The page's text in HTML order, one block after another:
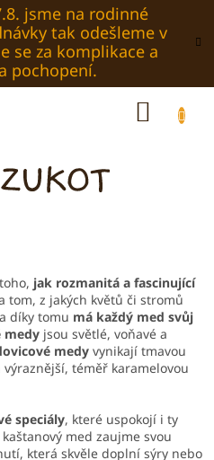
jsme na rodinné
tak odešleme v
se za komplikace a
pochopení.
jak rozmanitá a fascinující
tom, z jakých květů či stromů
díky tomu má každý med svůj
medy jsou světlé, voňavé a
medy vynikají tmavou
téměř karamelovou
speciály, které uspokojí i ty
med zaujme svou
která skvěle doplní sýry nebo